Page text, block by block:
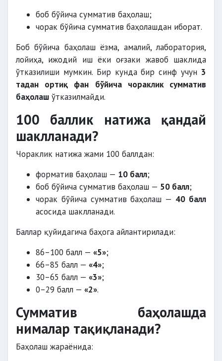
боб бўйича сумматив баҳолаш;
чорак бўйича сумматив баҳолашдан иборат.
Боб бўйича баҳолаш ёзма, амалий, лаборатория,
лойиҳа, ижодий иш ёки оғзаки жавоб шаклида
ўтказилиши мумкин. Бир кунда бир синф учун 3
тадан ортиқ фан бўйича чораклик сумматив
баҳолаш ўтказилмайди.
100 баллик натижа қандай
шаклланади?
Чораклик натижа жами 100 баллдан:
форматив баҳолаш — 10 балл;
боб бўйича сумматив баҳолаш — 50 балл;
чорак бўйича сумматив баҳолаш — 40 балл
асосида шаклланади.
Баллар қуйидагича баҳога айлантирилади:
86–100 балл — «5»;
66–85 балл — «4»;
30–65 балл — «3»;
0–29 балл — «2».
Сумматив баҳолашда
нималар тақиқланади?
Баҳолаш жараёнида: